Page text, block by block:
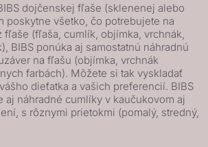
dojčenskej fľaše (sklenenej alebo
poskytne všetko, čo potrebujete na
(fľaša, cumlík, objímka, vrchnák,
BIBS ponúka aj samostatnú náhradnú
na fľašu (objímka, vrchnák
farbách). Môžete si tak vyskladať
dieťatka a vašich preferencií. BIBS
aj náhradné cumlíky v kaučukovom aj
s rôznymi prietokmi (pomalý, stredný,